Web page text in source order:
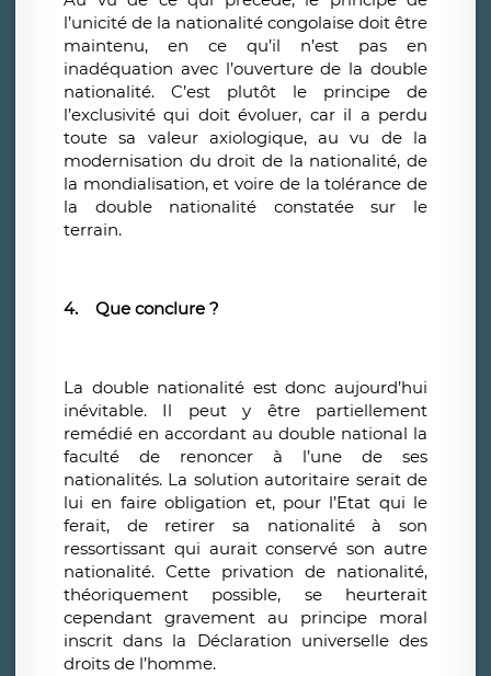
l’unicité de la nationalité congolaise doit être
maintenu, en ce qu’il n’est pas en
inadéquation avec l’ouverture de la double
nationalité. C’est plutôt le principe de
l’exclusivité qui doit évoluer, car il a perdu
toute sa valeur axiologique, au vu de la
modernisation du droit de la nationalité, de
la mondialisation, et voire de la tolérance de
la double nationalité constatée sur le
terrain.
4. Que conclure ?
La double nationalité est donc aujourd’hui
inévitable. Il peut y être partiellement
remédié en accordant au double national la
faculté de renoncer à l’une de ses
nationalités. La solution autoritaire serait de
lui en faire obligation et, pour l’Etat qui le
ferait, de retirer sa nationalité à son
ressortissant qui aurait conservé son autre
nationalité. Cette privation de nationalité,
théoriquement possible, se heurterait
cependant gravement au principe moral
inscrit dans la Déclaration universelle des
droits de l’homme.